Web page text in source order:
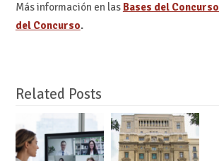
Más información en las Bases del Concurso
del Concurso.
Related Posts